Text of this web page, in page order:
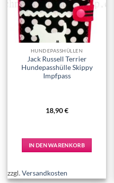
HUNDEPASSHÜLLEN
Jack Russell Terrier
Hundepasshülle Skippy
Impfpass
18,90€
IN DEN WARENKORB
zzgl.Versandkosten